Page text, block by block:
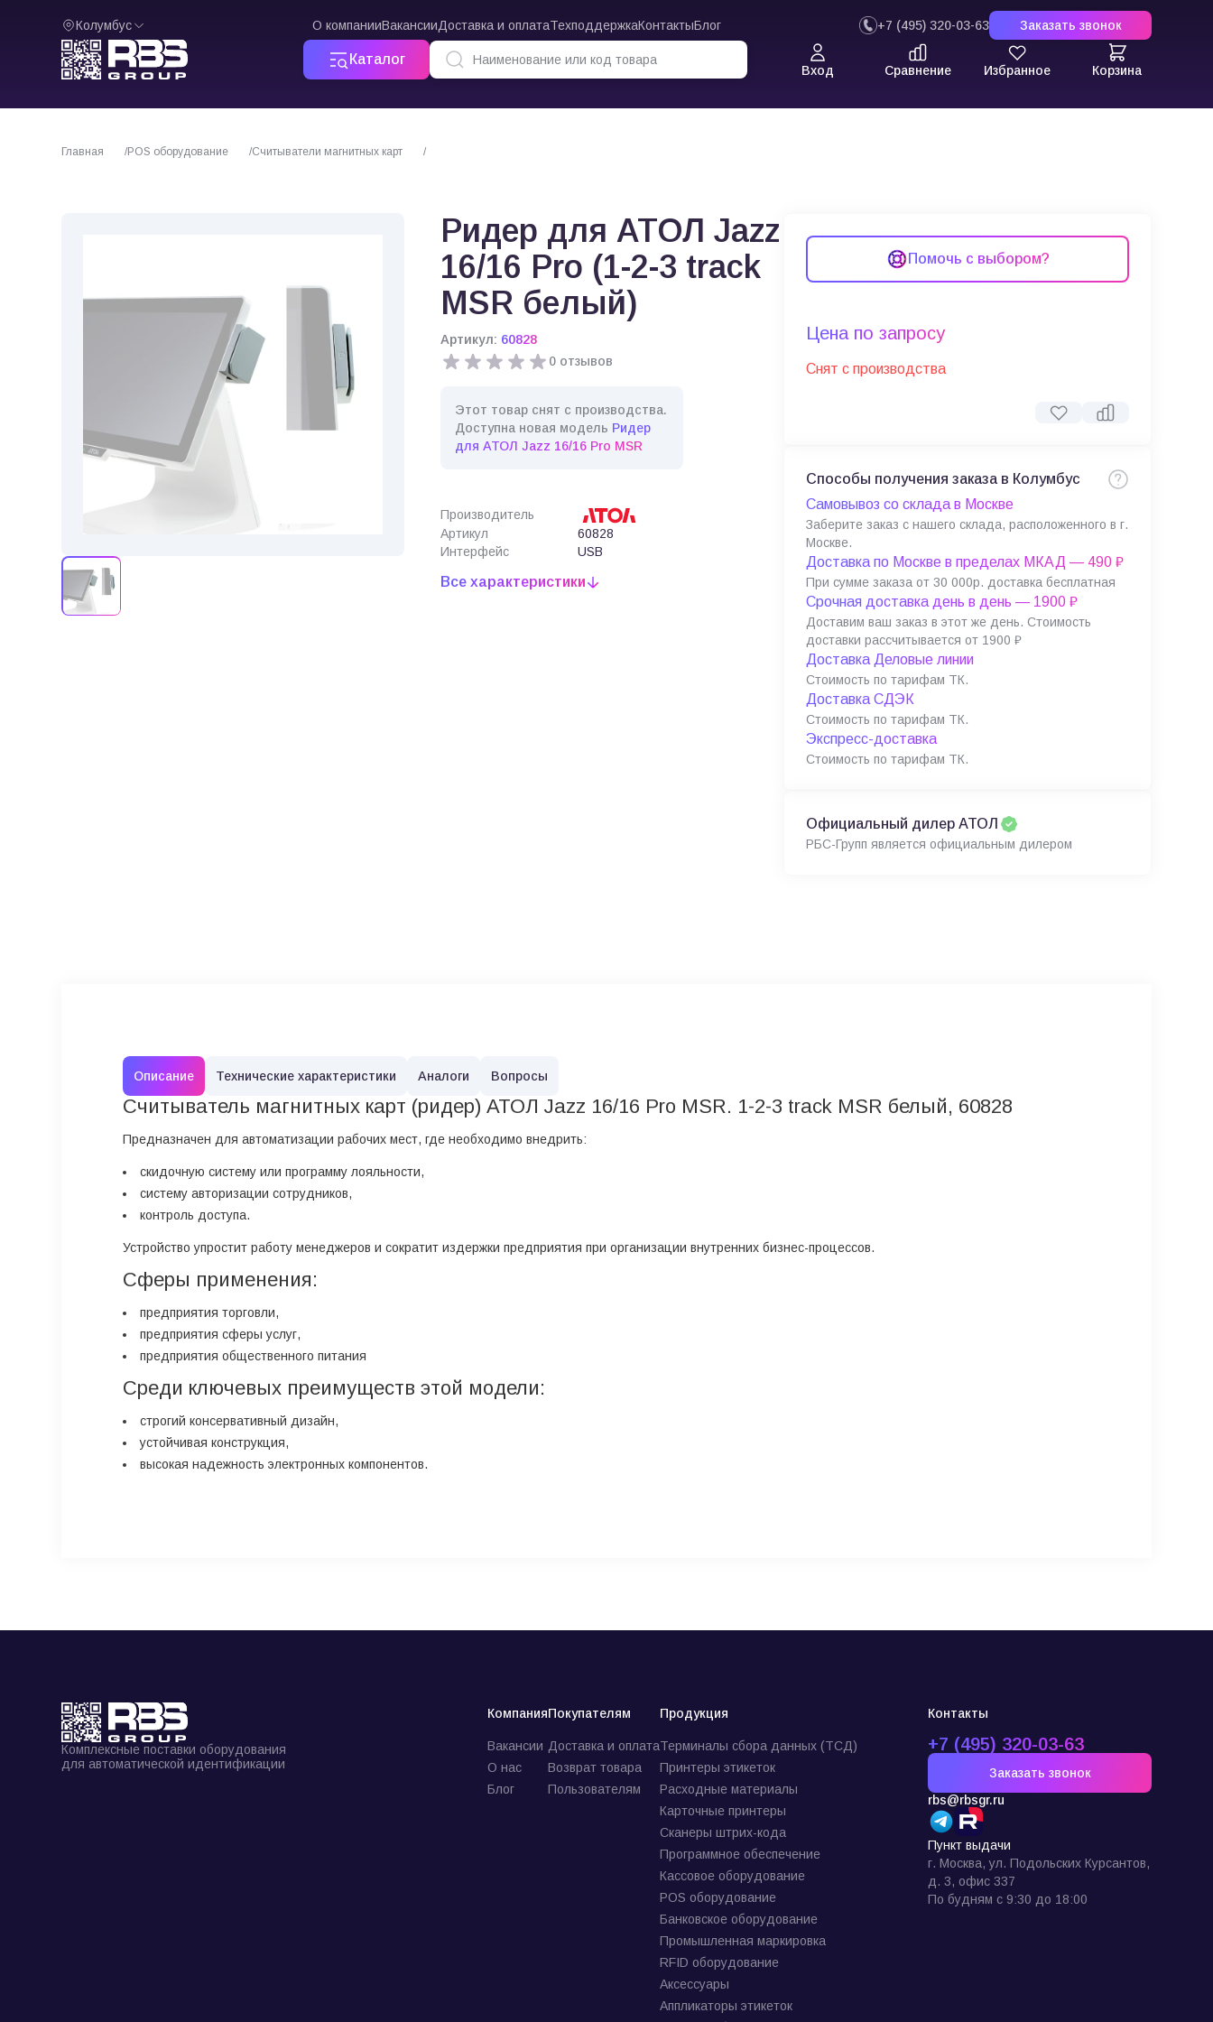
Колумбус О компанииВакансииДоставка и оплатаТехподдержкаКонтактыБлог +7 (495) 320-03-63 Заказать звонок
Каталог
Вход Сравнение Избранное Корзина
Главная POS оборудование Считыватели магнитных карт
Ридер для АТОЛ Jazz
16/16 Pro (1-2-3 track
MSR белый)
Артикул: 60828
0 отзывов
Этот товар снят с производства.
Доступна новая модель Ридер
для АТОЛ Jazz 16/16 Pro MSR
Производитель
Артикул
60828
Интерфейс
USB
Все характеристики
Помочь с выбором?
Цена по запросу
Снят с производства
Способы получения заказа в Колумбус
Самовывоз со склада в Москве
Заберите заказ с нашего склада, расположенного в г.
Москве.
Доставка по Москве в пределах МКАД — 490 ₽
При сумме заказа от 30 000р. доставка бесплатная
Срочная доставка день в день — 1900 ₽
Доставим ваш заказ в этот же день. Стоимость
доставки рассчитывается от 1900 ₽
Доставка Деловые линии
Стоимость по тарифам ТК.
Доставка СДЭК
Стоимость по тарифам ТК.
Экспресс-доставка
Стоимость по тарифам ТК.
Официальный дилер АТОЛ
РБС-Групп является официальным дилером
Описание Технические характеристики Аналоги Вопросы
Считыватель магнитных карт (ридер) АТОЛ Jazz 16/16 Pro MSR. 1-2-3 track MSR белый, 60828
Предназначен для автоматизации рабочих мест, где необходимо внедрить:
скидочную систему или программу лояльности,
систему авторизации сотрудников,
контроль доступа.
Устройство упростит работу менеджеров и сократит издержки предприятия при организации внутренних бизнес-процессов.
Сферы применения:
предприятия торговли,
предприятия сферы услуг,
предприятия общественного питания
Среди ключевых преимуществ этой модели:
строгий консервативный дизайн,
устойчивая конструкция,
высокая надежность электронных компонентов.
Комплексные поставки оборудования
для автоматической идентификации
Компания
Вакансии
О нас
Блог
Покупателям
Доставка и оплата
Возврат товара
Пользователям
Продукция
Терминалы сбора данных (ТСД)
Принтеры этикеток
Расходные материалы
Карточные принтеры
Сканеры штрих-кода
Программное обеспечение
Кассовое оборудование
POS оборудование
Банковское оборудование
Промышленная маркировка
RFID оборудование
Аксессуары
Аппликаторы этикеток
Контакты
+7 (495) 320-03-63
Заказать звонок
rbs@rbsgr.ru
Пункт выдачи
г. Москва, ул. Подольских Курсантов,
д. 3, офис 337
По будням с 9:30 до 18:00